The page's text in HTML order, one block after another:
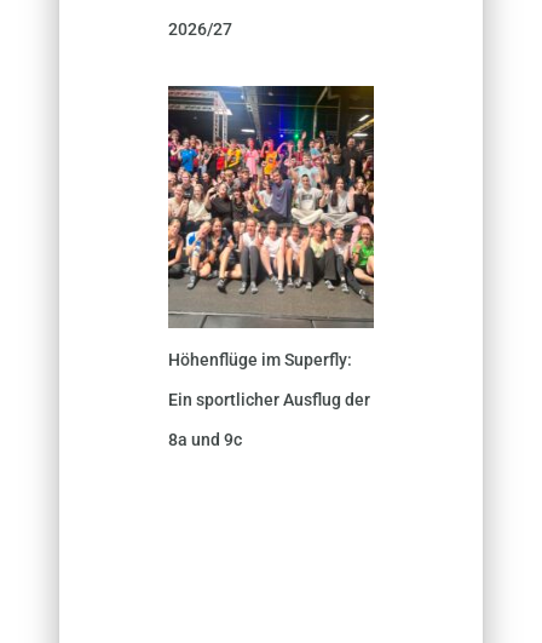
2026/27
Höhenflüge im Superfly:
Ein sportlicher Ausflug der
8a und 9c